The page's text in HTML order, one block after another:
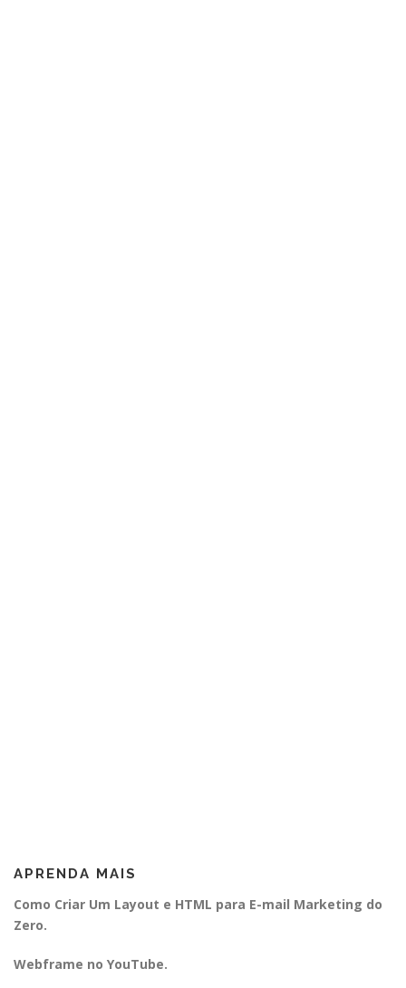
APRENDA MAIS
Como Criar Um Layout e HTML para E-mail Marketing do
Zero.
Webframe no YouTube.